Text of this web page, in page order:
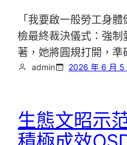
「我要啟一般勞工身
檢最終裁決儀式：強
著，她將圓規打開，
admin 2026 年 6 月 5
生態文昭示